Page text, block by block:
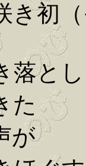
き初
落とし
た
が